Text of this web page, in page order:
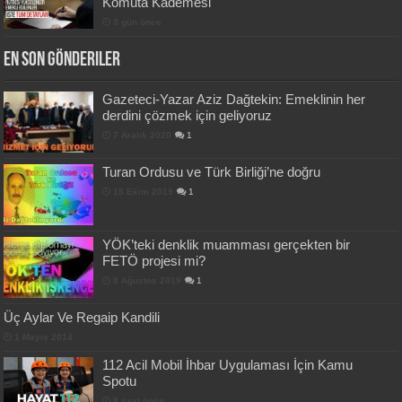
En Son Gönderiler
Gazeteci-Yazar Aziz Dağtekin: Emeklinin her
derdini çözmek için geliyoruz
1
Turan Ordusu ve Türk Birliği’ne doğru
1
YÖK’teki denklik muamması gerçekten bir
FETÖ projesi mi?
1
Üç Aylar Ve Regaip Kandili
112 Acil Mobil İhbar Uygulaması İçin Kamu
Spotu